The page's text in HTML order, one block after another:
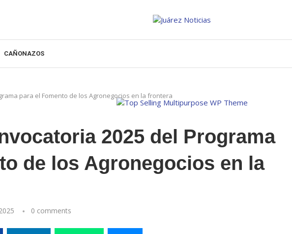
CAÑONAZOS
para el Fomento de los Agronegocios en la frontera
2025 del Programa
de los Agronegocios en la
0 comments